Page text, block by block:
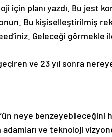
için planı yazdı. Bu jest
Bu kişiselleştirilmiş
Geleceği
ve 23 yıl sonra
neye benzeyebileceğini
ve teknoloji